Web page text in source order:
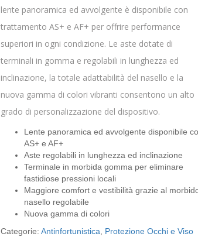
lente panoramica ed avvolgente è disponibile con
trattamento AS+ e AF+ per offrire performance
superiori in ogni condizione. Le aste dotate di
terminali in gomma e regolabili in lunghezza ed
inclinazione, la totale adattabilità del nasello e la
nuova gamma di colori vibranti consentono un alto
grado di personalizzazione del dispositivo.
Lente panoramica ed avvolgente disponibile
AS+ e AF+
Aste regolabili in lunghezza ed inclinazione
Terminale in morbida gomma per eliminare
fastidiose pressioni locali
Maggiore comfort e vestibilità grazie al
nasello regolabile
Nuova gamma di colori
Categorie: Antinfortunistica Protezione Occhi e Viso